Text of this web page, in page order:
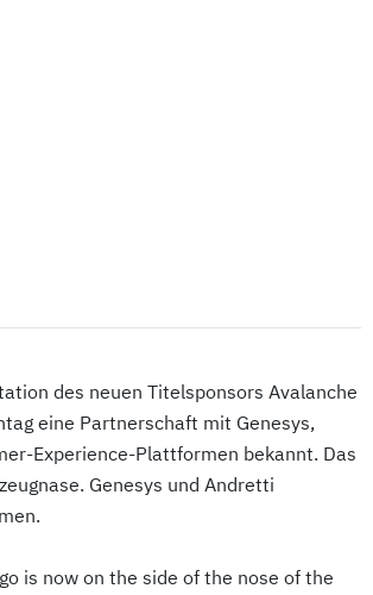
des neuen Titelsponsors Avalanche
eine Partnerschaft mit Genesys,
Experience-Plattformen bekannt. Das
Genesys und Andretti
is now on the side of the nose of the